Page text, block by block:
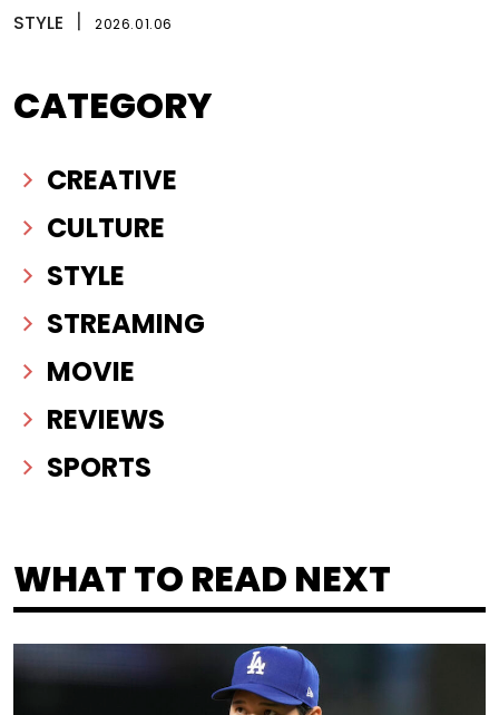
STYLE 2026.01.06
CATEGORY
CREATIVE
CULTURE
STYLE
STREAMING
MOVIE
REVIEWS
SPORTS
WHAT TO READ NEXT